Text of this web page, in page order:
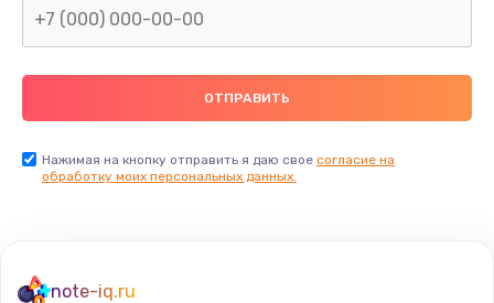
Нажимая на кнопку отправить я даю свое согласие на
обработку моих персональных данных.
note-iq.ru